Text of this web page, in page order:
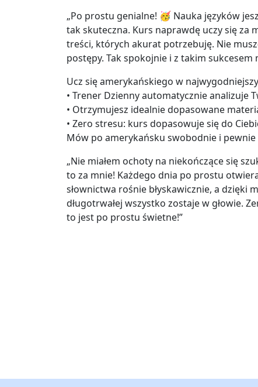
„Po prostu genialne! 🥳 Nauka języków
tak skuteczna. Kurs naprawdę uczy się za
treści, których akurat potrzebuję. Nie
postępy. Tak spokojnie i z takim sukcesem
Ucz się amerykańskiego w
• Trener Dzienny automatycznie analizuje
• Otrzymujesz idealnie dopasowane
• Zero stresu: kurs dopasowuje się do
Mów po amerykańsku swobodnie i
„Nie miałem ochoty na niekończące się
to za mnie! Każdego dnia po prostu
słownictwa rośnie błyskawicznie, a dzięki
długotrwałej wszystko zostaje w głowie.
to jest po prostu świetne!”